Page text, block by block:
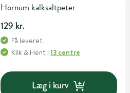
Hornum kalksaltpeter
129 kr.
Få leveret
Klik & Hent i13 centre
Læg i kurv